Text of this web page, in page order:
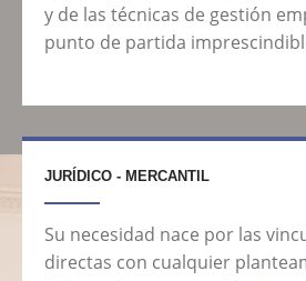
y de las técnicas de gestión
punto de partida
JURÍDICO - MERCANTIL
Su necesidad nace por las
directas con cualquier